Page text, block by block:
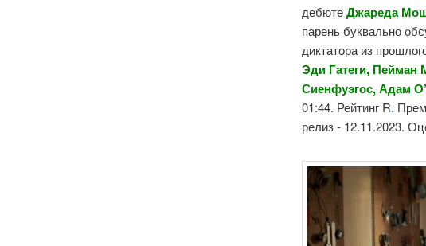
дебютеДжареда
парень буквально
диктатора из
Эди Гатеги, Пейман
Сиенфуэгос,Адам
01:44. Рейтинг R.
релиз - 12.11.2023.